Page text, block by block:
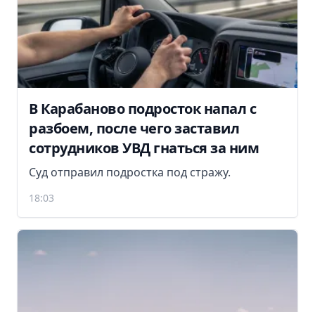
В Карабаново подросток напал с
разбоем, после чего заставил
сотрудников УВД гнаться за ним
Суд отправил подростка под стражу.
18:03